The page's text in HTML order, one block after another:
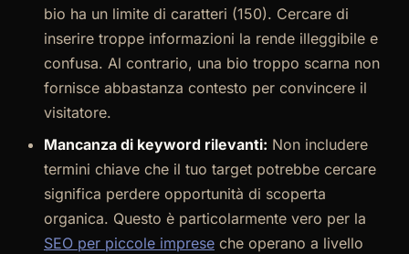
bio ha un limite di caratteri (150). Cercare di
inserire troppe informazioni la rende illeggibile e
confusa. Al contrario, una bio troppo scarna non
fornisce abbastanza contesto per convincere il
visitatore.
Mancanza di keyword rilevanti: Non includere
termini chiave che il tuo target potrebbe cercare
significa perdere opportunità di scoperta
organica. Questo è particolarmente vero per la
SEO per piccole imprese che operano a livello